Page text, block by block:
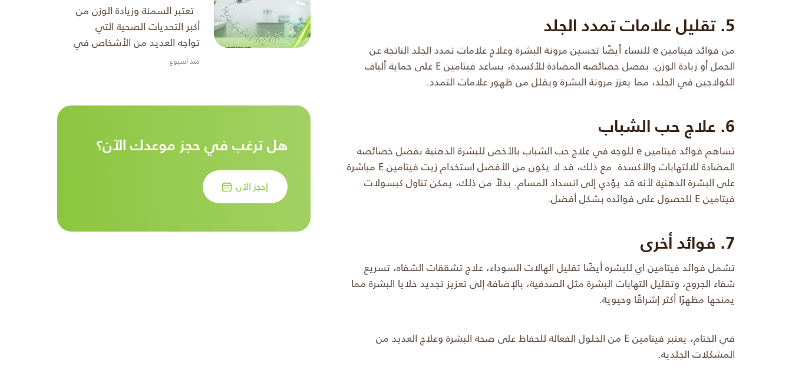
5. تقليل علامات تمدد الجلد
من فوائد فيتامين e للنساء أيضًا تحسين مرونة البشرة وعلاج علامات تمدد الجلد الناتجة عن
الحمل أو زيادة الوزن. بفضل خصائصه المضادة للأكسدة، يساعد فيتامين E على حماية ألياف
الكولاجين في الجلد، مما يعزز مرونة البشرة ويقلل من ظهور علامات التمدد.
6. علاج حب الشباب
تساهم فوائد فيتامين e للوجه في علاج حب الشباب بالأخص للبشرة الدهنية بفضل خصائصه
المضادة للالتهابات والأكسدة. مع ذلك، قد لا يكون من الأفضل استخدام زيت فيتامين E مباشرة
على البشرة الدهنية لأنه قد يؤدي إلى انسداد المسام. بدلاً من ذلك، يمكن تناول كبسولات
فيتامين E للحصول على فوائده بشكل أفضل.
7. فوائد أخرى
تشمل فوائد فيتامين اي للبشره أيضًا تقليل الهالات السوداء، علاج تشققات الشفاه، تسريع
شفاء الجروح، وتقليل التهابات البشرة مثل الصدفية، بالإضافة إلى تعزيز تجديد خلايا البشرة مما
يمنحها مظهرًا أكثر إشراقًا وحيوية.
في الختام، يعتبر فيتامين E من الحلول الفعالة للحفاظ على صحة البشرة وعلاج العديد من
المشكلات الجلدية.
تعتبر السمنة وزيادة الوزن من
أكبر التحديات الصحية التي
تواجه العديد من الأشخاص في
عصرنا الحالي، كما أن الرغبة في
منذ أسبوع
هل ترغب في حجز موعدك الآن؟
إحجز الآن